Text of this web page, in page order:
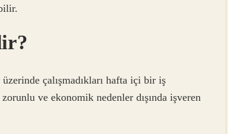
çalışmadıkları hafta içi bir iş
ve ekonomik nedenler dışında işveren